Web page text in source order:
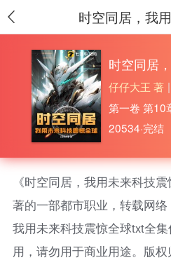
仔仔大王 著 |
第一卷 第10
20534·完结
《时空同居，我用未来科技
著的一部都市职业，转载网络
我用未来科技震惊全球txt全
用，请勿用于商业用途。版权